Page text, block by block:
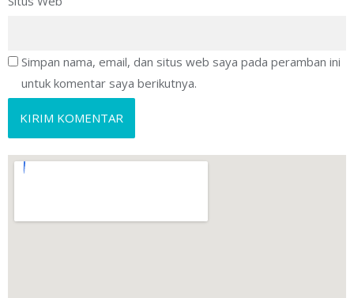
Simpan nama, email, dan situs web saya pada peramban ini
untuk komentar saya berikutnya.